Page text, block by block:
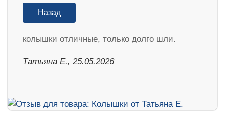
Назад
колышки отличные, только долго шли.
Татьяна Е., 25.05.2026